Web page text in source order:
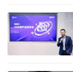
盘古多模态大模型
模型，可以为智
要的数字物理空